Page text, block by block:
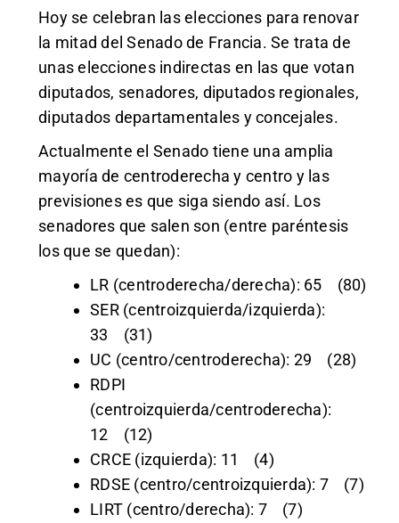
Hoy se celebran las elecciones para renovar
la mitad del Senado de Francia. Se trata de
unas elecciones indirectas en las que votan
diputados, senadores, diputados regionales,
diputados departamentales y concejales.
Actualmente el Senado tiene una amplia
mayoría de centroderecha y centro y las
previsiones es que siga siendo así. Los
senadores que salen son (entre paréntesis
los que se quedan):
LR (centroderecha/derecha): 65 (80)
SER (centroizquierda/izquierda):
33 (31)
UC (centro/centroderecha): 29 (28)
RDPI
(centroizquierda/centroderecha):
12 (12)
CRCE (izquierda): 11 (4)
RDSE (centro/centroizquierda): 7 (7)
LIRT (centro/derecha): 7 (7)